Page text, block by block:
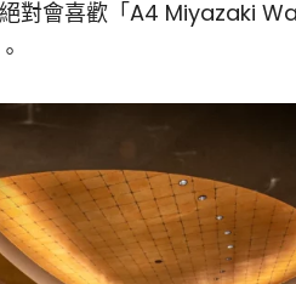
對會喜歡「A4 Miyazaki